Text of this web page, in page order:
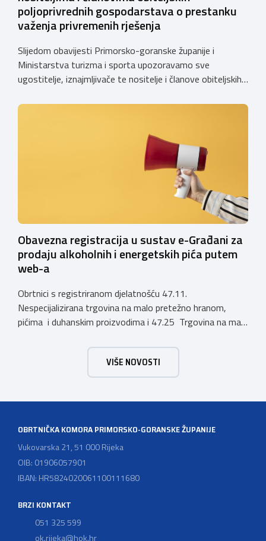
poljoprivrednih gospodarstava o prestanku
važenja privremenih rješenja
Slijedom obavijesti Primorsko-goranske županije i
Ministarstva turizma i sporta upozoravamo sve
ugostitelje, iznajmljivače te nositelje i članove obiteljskih
privremenih rješenja izdanih sukladno Zakonu o
1. siječnja 2025. godine više ne mogu podnositi novi
zahtjevi za izdavanje privremenih rješenja, dok već izdana
Obavezna registracija u sustav e-Građani za
prodaju alkoholnih i energetskih pića putem
web-a
Obrtnici s registriranom djelatnošću 47.11.
Nespecijalizirana trgovina na malo pretežno hranom,
pićima i duhanskim proizvodima i 47.25 Trgovina na malo
koja sadrže alkohol i energetska pića dužni su uskladiti
svoje poslovne procese i osigurati tehničko rješenje za
vjerodostojnu provjeru punoljetnosti kupca putem
VIŠE NOVOSTI
OBRTNIČKA KOMORA PRIMORSKO-GORANSKE ŽUPANIJE
Vukovarska 21, 51 000 Rijeka
OIB: 01906057901
IBAN: HR5824020061100111680
BRZI KONTAKT
051 325 599
ok.rijeka@hok.hr